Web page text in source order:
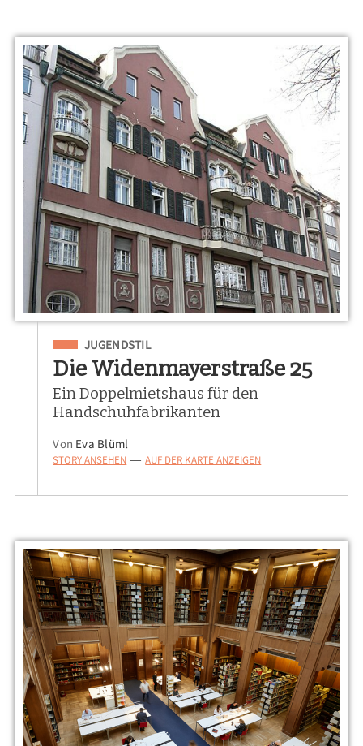
Eingeordnet unter
JUGENDSTIL
Die Widenmayerstraße 25
Ein Doppelmietshaus für den
Handschuhfabrikanten
Von Eva Blüml
STORY ANSEHEN — AUF DER KARTE ANZEIGEN